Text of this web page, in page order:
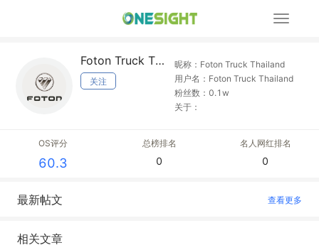
展
航
Foton Truck Thailand
关注
昵称：Foton Truck Thailand
用户名：Foton Truck Thailand
粉丝数：0.1w
关于：
OS评分
60.3
总榜排名
0
名人网红排名
0
最新帖文 查看更多
相关文章